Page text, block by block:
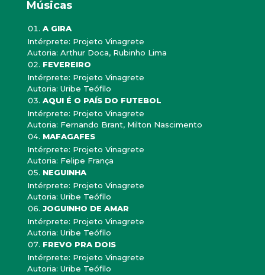
Músicas
A GIRA
Intérprete: Projeto Vinagrete
Autoria: Arthur Doca, Rubinho Lima
FEVEREIRO
Intérprete: Projeto Vinagrete
Autoria: Uribe Teófilo
AQUI É O PAÍS DO FUTEBOL
Intérprete: Projeto Vinagrete
Autoria: Fernando Brant, Milton Nascimento
MAFAGAFES
Intérprete: Projeto Vinagrete
Autoria: Felipe França
NEGUINHA
Intérprete: Projeto Vinagrete
Autoria: Uribe Teófilo
JOGUINHO DE AMAR
Intérprete: Projeto Vinagrete
Autoria: Uribe Teófilo
FREVO PRA DOIS
Intérprete: Projeto Vinagrete
Autoria: Uribe Teófilo